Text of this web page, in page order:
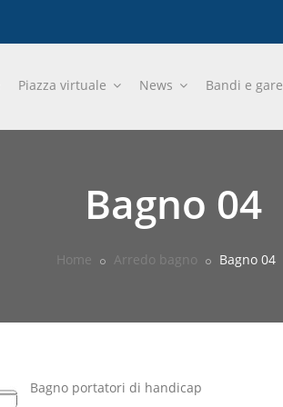
Piazza virtuale News Bandi e gare
Bagno 04
Home Arredo bagno Bagno 04
Bagno portatori di handicap